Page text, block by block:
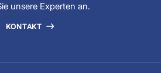
unsere Experten an.
KONTAKT